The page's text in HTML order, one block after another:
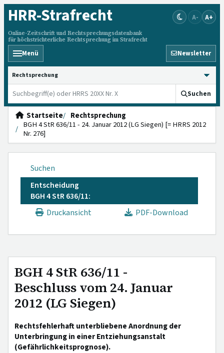
HRR-Strafrecht
Online-Zeitschrift und Rechtsprechungsdatenbank
für höchstrichterliche Rechtsprechung im Strafrecht
A- A+
Menü Newsletter
HRRS durchsuchen
Suchen
Startseite
Rechtsprechung
BGH 4 StR 636/11 - 24. Januar 2012 (LG Siegen) [= HRRS 2012
Nr. 276]
Suchen
Entscheidung
BGH 4 StR 636/11:
Druckansicht
PDF-Download
BGH 4 StR 636/11 -
Beschluss vom 24. Januar
2012 (LG Siegen)
Rechtsfehlerhaft unterbliebene Anordnung der
Unterbringung in einer Entziehungsanstalt
(Gefährlichkeitsprognose).